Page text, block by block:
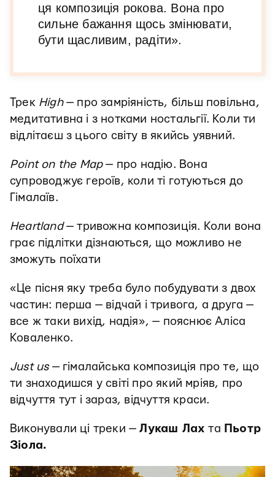
ця композиція рокова. Вона про
сильне бажання щось змінювати,
бути щасливим, радіти».
Трек High — про замріяність, більш повільна,
медитативна і з нотками ностальгії. Коли ти
відлітаєш з цього світу в якийсь уявний.
Point on the Map— про надію. Вона
супроводжує героїв, коли ті готуються до
Гімалаїв.
Heartland— тривожна композиція. Коли вона
грає підлітки дізнаються, що можливо не
зможуть поїхати
«Це пісня яку треба було побудувати з двох
частин: перша — відчай і тривога, а друга —
все ж таки вихід, надія», — пояснює Аліса
Коваленко.
Just us— гімалайська композиція про те, що
ти знаходишся у світі про який мріяв, про
відчуття тут і зараз, відчуття краси.
Виконували ці треки —Лукаш Лах та Пьотр
Зіола.